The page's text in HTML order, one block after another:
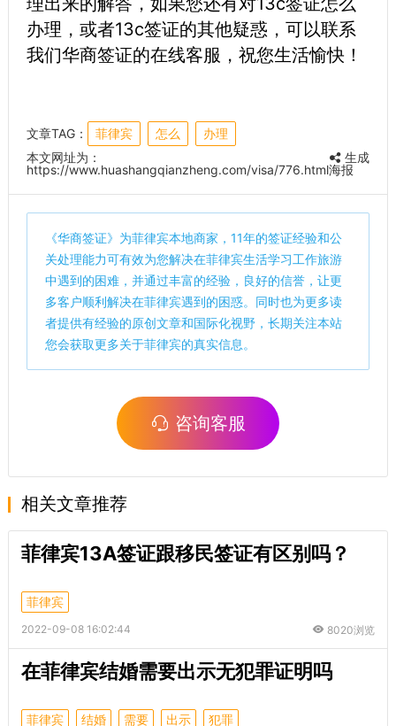
办理，或者13c签证的其他疑惑，可以联系
我们华商签证的在线客服，祝您生活愉快！
文章TAG： 菲律宾 怎么
办理
本文网址为：
https://www.huashangqianzheng.com/visa/776.html
生成
海报
《华商签证》为菲律宾本地商家，11年的签证经验和公
关处理能力可有效为您解决在菲律宾生活学习工作旅游
中遇到的困难，并通过丰富的经验，良好的信誉，让更
多客户顺利解决在菲律宾遇到的困惑。同时也为更多读
者提供有经验的原创文章和国际化视野，长期关注本站
您会获取更多关于菲律宾的真实信息。
咨询客服
相关文章推荐
菲律宾13A签证跟移民签证有区别吗？
菲律宾
2022-09-08 16:02:44 8020浏览
在菲律宾结婚需要出示无犯罪证明吗
菲律宾 结婚 需要 出示 犯罪